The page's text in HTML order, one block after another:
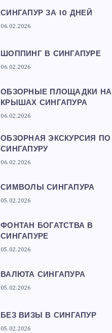
СИНГАПУР ЗА 10 ДНЕЙ
06.02.2026
ШОППИНГ В СИНГАПУРЕ
06.02.2026
ОБЗОРНЫЕ ПЛОЩАДКИ НА
КРЫШАХ СИНГАПУРА
06.02.2026
ОБЗОРНАЯ ЭКСКУРСИЯ ПО
СИНГАПУРУ
06.02.2026
СИМВОЛЫ СИНГАПУРА
05.02.2026
ФОНТАН БОГАТСТВА В
СИНГАПУРЕ
05.02.2026
ВАЛЮТА СИНГАПУРА
05.02.2026
БЕЗ ВИЗЫ В СИНГАПУР
05.02.2026